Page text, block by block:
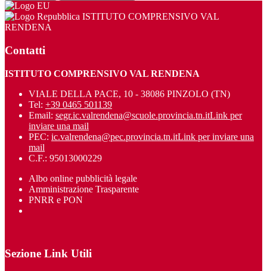
ISTITUTO COMPRENSIVO VAL
RENDENA
Contatti
ISTITUTO COMPRENSIVO VAL RENDENA
VIALE DELLA PACE, 10 - 38086 PINZOLO (TN)
Tel: +39 0465 501139
Email: segr.ic.valrendena@scuole.provincia.tn.itLink per
inviare una mail
PEC: ic.valrendena@pec.provincia.tn.itLink per inviare una
mail
C.F.: 95013000229
Albo online pubblicità legale
Amministrazione Trasparente
PNRR e PON
Sezione Link Utili